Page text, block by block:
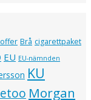
Brå cigarettpaket
EU EU-nämnden
KU
Morgan